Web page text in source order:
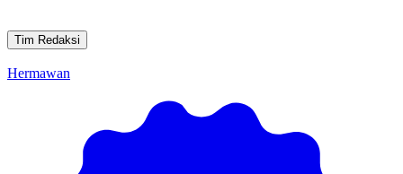
Tim Redaksi
Hermawan